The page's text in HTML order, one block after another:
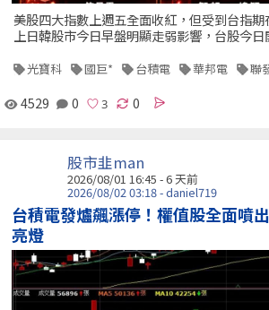
美股四大指數上週五全面收紅，但受到台指
上日韓股市今日早盤明顯走弱影響，台股今日
光寶科 國巨* 台積電 華邦電 聯
4529 0 0
股市韭man
2026/08/01 16:45 - 6 天前
2026/08/02 03:18 - daniel719
台積電發爐飆漲停！權值股全面
亮燈